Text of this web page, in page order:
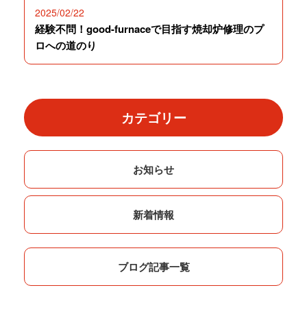
2025/02/22
経験不問！good-furnaceで目指す焼却炉修理のプ
ロへの道のり
カテゴリー
お知らせ
新着情報
ブログ記事一覧